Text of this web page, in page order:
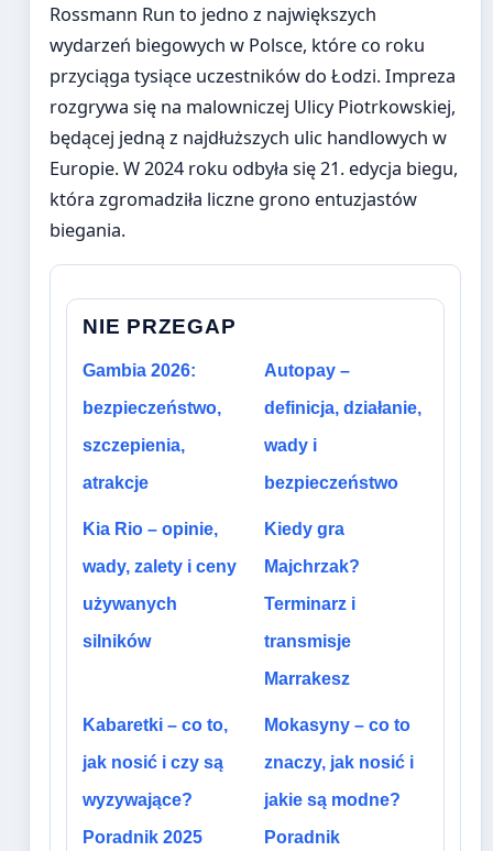
Rossmann Run to jedno z największych
wydarzeń biegowych w Polsce, które co roku
przyciąga tysiące uczestników do Łodzi. Impreza
rozgrywa się na malowniczej Ulicy Piotrkowskiej,
będącej jedną z najdłuższych ulic handlowych w
Europie. W 2024 roku odbyła się 21. edycja biegu,
która zgromadziła liczne grono entuzjastów
biegania.
NIE PRZEGAP
Gambia 2026:
bezpieczeństwo,
szczepienia,
atrakcje
Autopay –
definicja, działanie,
wady i
bezpieczeństwo
Kia Rio – opinie,
wady, zalety i ceny
używanych
silników
Kiedy gra
Majchrzak?
Terminarz i
transmisje
Marrakesz
Kabaretki – co to,
jak nosić i czy są
wyzywające?
Poradnik 2025
Mokasyny – co to
znaczy, jak nosić i
jakie są modne?
Poradnik